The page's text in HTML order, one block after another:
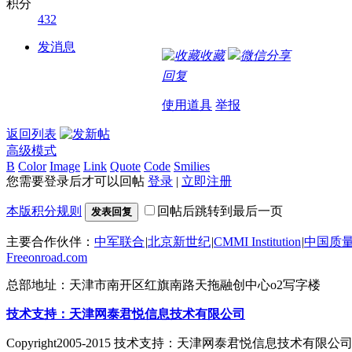
积分
432
发消息
收藏
微信分享
回复
使用道具 举报
返回列表
高级模式
B Color Image Link Quote Code Smilies
您需要登录后才可以回帖 登录 | 立即注册
本版积分规则 发表回复 回帖后跳转到最后一页
主要合作伙伴： 中军联合|北京新世纪|CMMI Institution|中国质
Freeonroad.com
总部地址：天津市南开区红旗南路天拖融创中心o2写字楼
技术支持：天津网泰君悦信息技术有限公司
Copyright2005-2015 技术支持：天津网泰君悦信息技术有限公司